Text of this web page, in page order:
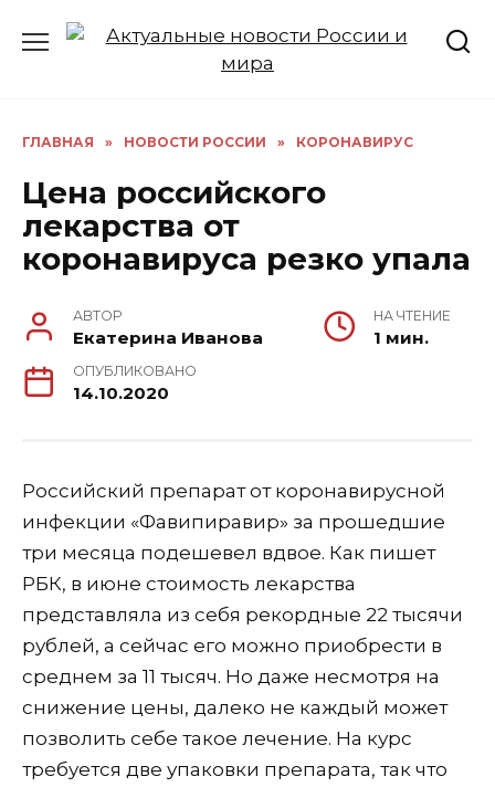
ГЛАВНАЯ » НОВОСТИ РОССИИ » КОРОНАВИРУС
Цена российского
лекарства от
коронавируса резко упала
АВТОР
Екатерина Иванова
НА ЧТЕНИЕ
1 мин.
ОПУБЛИКОВАНО
14.10.2020
Российский препарат от коронавирусной
инфекции «Фавипиравир» за прошедшие
три месяца подешевел вдвое. Как пишет
РБК, в июне стоимость лекарства
представляла из себя рекордные 22 тысячи
рублей, а сейчас его можно приобрести в
среднем за 11 тысяч. Но даже несмотря на
снижение цены, далеко не каждый может
позволить себе такое лечение. На курс
требуется две упаковки препарата, так что